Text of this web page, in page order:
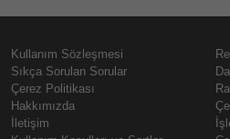
Kullanım Sözleşmesi
Sıkça Sorulan Sorular
Çerez Politikası
Hakkımızda
İletişim